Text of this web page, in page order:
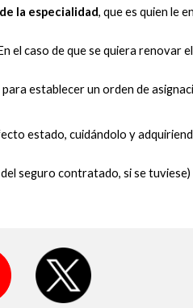
la especialidad, que es quien le
el caso de que se quiera renovar el
establecer un orden de
estado, cuidándolo y
seguro contratado, si se tuviese)